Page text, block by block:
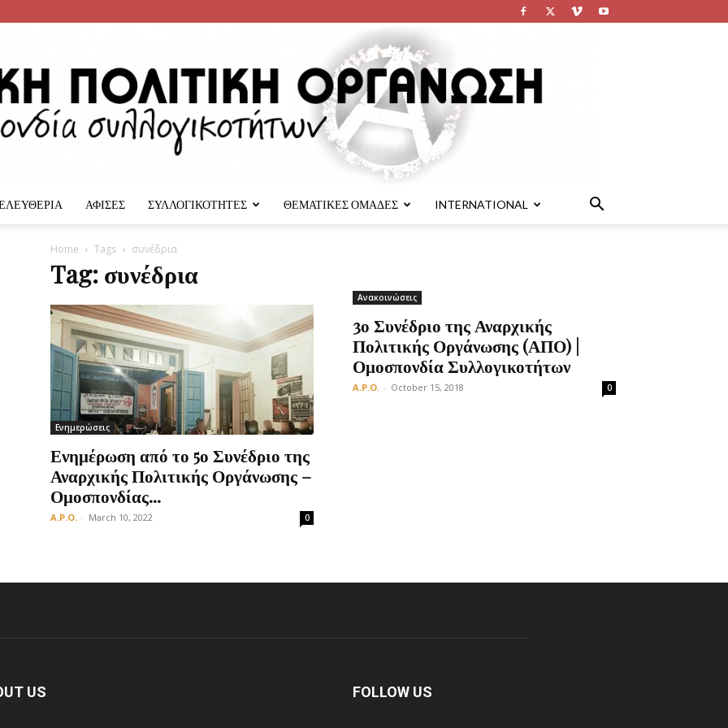
Πολιτική
Οργάνωση
ΑΦΙΣΕΣ ΣΥΛΛΟΓΙΚΟΤΗΤΕΣ ΘΕΜΑΤΙΚΕΣ ΟΜΑΔΕΣ INTERNATIONAL
Home Tags συνέδρια
Tag: συνέδρια
Ενημερώσεις
Ενημέρωση από το 5ο Συνέδριο της
Αναρχικής Πολιτικής Οργάνωσης –
Ομοσπονδίας...
A.P.O. - March 10, 2022 0
Ανακοινώσεις
3ο Συνέδριο της Αναρχικής
Πολιτικής Οργάνωσης (ΑΠΟ) |
Ομοσπονδία Συλλογικοτήτων
A.P.O. - October 15, 2018 0
US FOLLOW US